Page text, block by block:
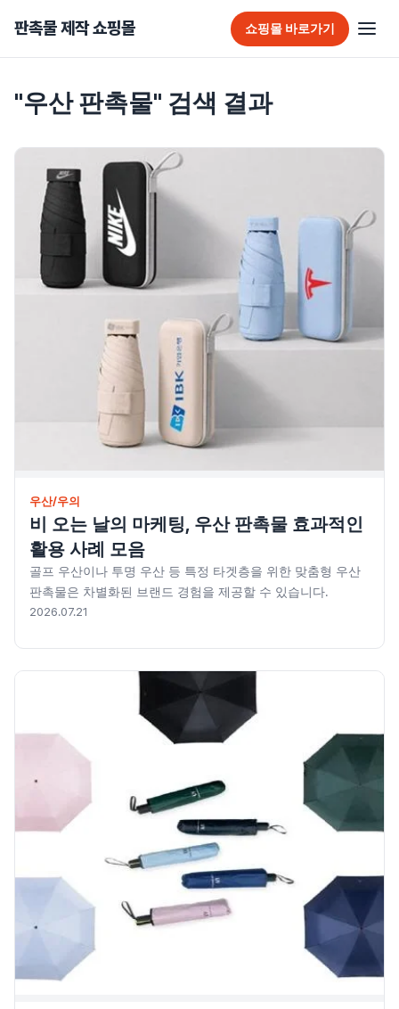
판촉물 제작 쇼핑몰
가방
가정/생활용품
감염예방용품
골프선물세트
달력/다이어리
명품자개상품
미용용품
사무용잡화
사무용품
선물세트
시계/고급시계
업소용품
우산/우의
주방기구
치약/세제
쇼핑몰 바로가기
"우산 판촉물" 검색 결과
우산/우의
비 오는 날의 마케팅, 우산 판촉물 효과적인
활용 사례 모음
골프 우산이나 투명 우산 등 특정 타겟층을 위한 맞춤형 우산
판촉물은 차별화된 브랜드 경험을 제공할 수 있습니다.
2026.07.21